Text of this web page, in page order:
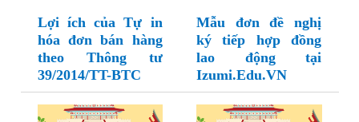
Lợi ích của Tự in
hóa đơn bán hàng
theo Thông tư
39/2014/TT-BTC
Mẫu đơn đề nghị
ký tiếp hợp đồng
lao động tại
Izumi.Edu.VN